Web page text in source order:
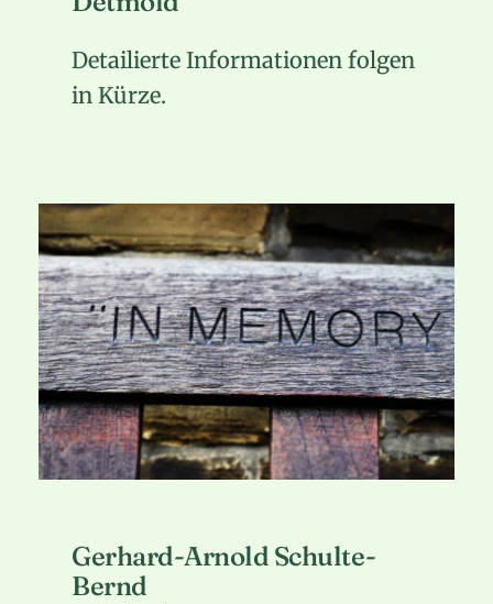
Detailierte Informationen folgen
in Kürze.
Gerhard-Arnold Schulte-
Bernd